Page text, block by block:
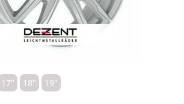
17" 18" 19"